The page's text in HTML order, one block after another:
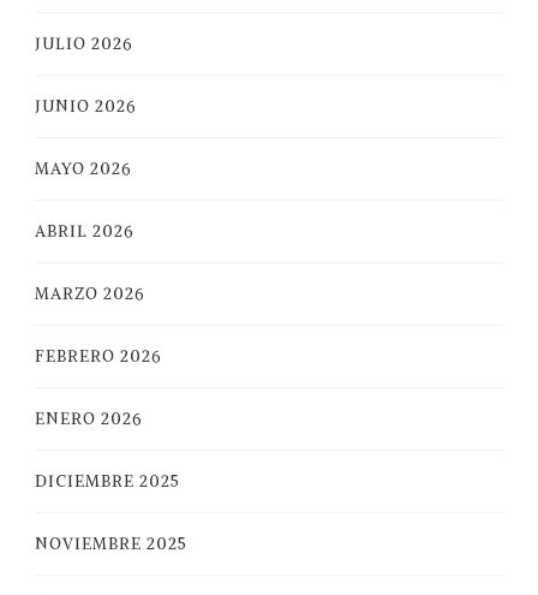
JULIO 2026
JUNIO 2026
MAYO 2026
ABRIL 2026
MARZO 2026
FEBRERO 2026
ENERO 2026
DICIEMBRE 2025
NOVIEMBRE 2025